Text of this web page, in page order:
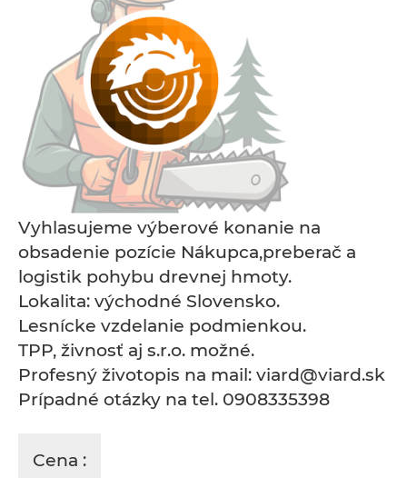
Vyhlasujeme výberové konanie na
obsadenie pozície Nákupca,preberač a
logistik pohybu drevnej hmoty.
Lokalita: východné Slovensko.
Lesnícke vzdelanie podmienkou.
TPP, živnosť aj s.r.o. možné.
Profesný životopis na mail: viard@viard.sk
Prípadné otázky na tel. 0908335398
Cena :